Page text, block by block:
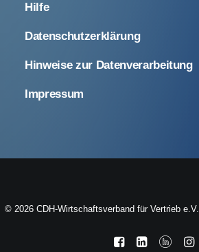
Hilfe
Datenschutzerklärung
Hinweise zur Datenverarbeitung
Impressum
© 2026 CDH-Wirtschaftsverband für Vertrieb e.V.